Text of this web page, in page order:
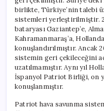
birlikte, Türkiye’nin talebi
sistemleri yerleştirilmiştir.
bataryası Gaziantep’e,
Kahramanmaraş’a,
konuşlandırılmıştır. Ancak
sistemin geri çekileceğini
uzatılmamıştır. Aynı yıl
İspanyol Patriot Birliği, on
konuşlanmıştır.
Patriot hava savunma